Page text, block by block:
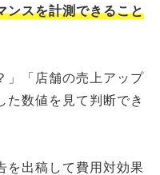
ンスを計測できること
」「店舗の売上アップ
た数値を見て判断でき
を出稿して費用対効果